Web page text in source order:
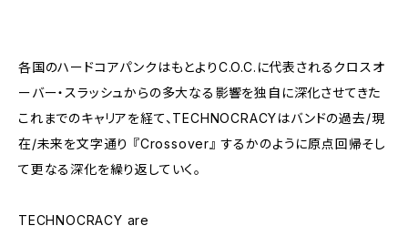
各国のハードコアパンクはもとよりC.O.C.に代表されるクロスオ
ーバー・スラッシュからの多大なる影響を独自に深化させてきた
これまでのキャリアを経て、TECHNOCRACYはバンドの過去/現
在/未来を文字通り 『Crossover』 するかのように原点回帰そし
て更なる深化を繰り返していく。
TECHNOCRACY are